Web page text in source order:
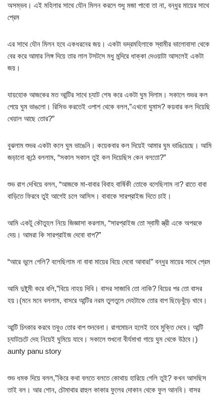
অসম্ভব। এই মহিলার সাথে যৌন মিলন করলে শুধু মজা পাবো তা না, বন্ধুর মায়ের সাথে
প্রেম
এর সাথে যৌন মিলন হবে একধরনের জয়। একটা ভদ্রমহিলাকে স্বামীর ভালোবাসা থেকে
বের করে আমার লিঙ্গ দিয়ে তার লাল টসটসে মধু মন্দিরে ধাক্কা দেওয়াটা আসলেই একটা
জয়।
যায়হোক আজকের মত আন্টির সাথে চ্যাট শেষ করে একটা ঘুম দিলাম। সকালে শুভর কল
পেয়ে ঘুম ভাঙলো। রিসিভ করতেই ওপাশ থেকে বলল,”এখনো ঘুমাস? কয়বার কল দিয়েছি
খেয়াল আছে তোর?”
বুঝলাম শুভর একটা কলে ঘুম ভাঙেনি। কয়েকবার কল দিয়েই আমার ঘুম ভাঙিয়েছে। আমি
জড়ানো কন্ঠে বললাম, “সকাল সকাল তুই কল দিয়েছিস কেন বলতো?”
শুভ রাগ দেখিয়ে বলল, “আজকে মা-বাবার বিবাহ বার্ষিকী তোকে বলেছিলাম না? রাতে বাবা
বাড়িতে ফিরবে তুই আগেই চলে আসিস। বাবাকে সারপ্রাইজ দিতে চাই।
আমি একটু কৌতুহল নিয়ে জিজ্ঞাসা করলাম, “সারপ্রাইজ তো স্বামী স্ত্রী একে অপরকে
দেয়। আমরা কি সারপ্রাইজ দেবো বাপ?”
“আরে ভুলে গেলি? বলেছিলাম না বাবা মায়ের বিয়ে দেবো আবার!” বন্ধুর মায়ের সাথে প্রেম
আমি দুষ্টুমী করে বলি,”বিয়ে নাহয় দিবি। বাসর সাজাবি তো নাকি? বিয়ের পর তো বাসর
হয়।(মনে মনে বললাম, বাসরে আন্টির নরম তুলতুলে দেহটাকে তোর বাপ ছিড়েখুঁড়ে খাবে।
আন্টি চিৎকার করবে তবুও তোর বাপ শুনবেনা। রাগমোচন হলেই তবে মুক্তি দেবে। আন্টি
চ্যাটচেটে দেহ নিয়েই ঘুমিয়ে যাবে। সকালে শুখনো বীর্যমাখা গায়ে ঘুম থেকে উঠবে।)
aunty panu story
শুভ ধমক দিয়ে বলল,”কিরে কথা বলতে বলতে কোথায় হারিয়ে গেলি তুই? কখন আসছিস
তাই বল। আর শোন, চৌমাথার রাহুল কাকার ফুলের দোকান থেকে ফুল আনবি। বাসর